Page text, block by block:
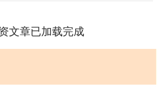
文章已加载完成